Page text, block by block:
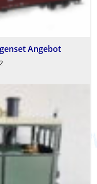
Angebot